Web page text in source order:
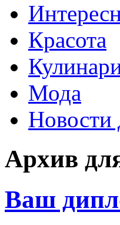
Красота
Мода
Новости
Архив
Ваш